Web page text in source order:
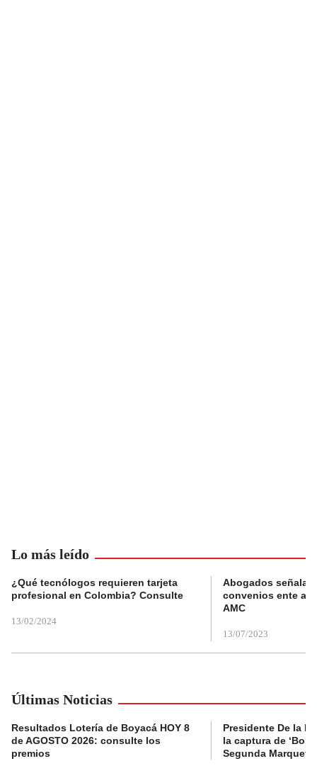
Lo más leído
¿Qué tecnólogos requieren tarjeta
profesional en Colombia? Consulte
13/02/2024
Abogados
convenios ente
AMC
13/07/2023
Últimas Noticias
Resultados Lotería de Boyacá HOY 8
de AGOSTO 2026: consulte los
premios
Presidente De la
la captura de
Segunda